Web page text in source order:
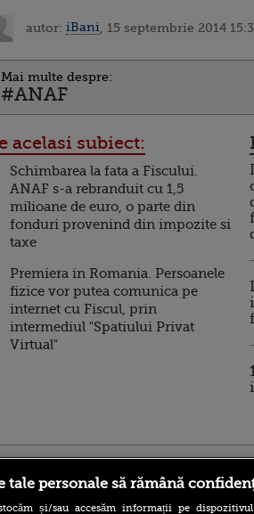
autor: iBani , 15 septembrie 2014
Mai multe despre:
#ANAF
acelasi subiect:
Schimbarea la fata a Fiscului.
ANAF s-a rebranduit cu 1,5
milioane de euro, o parte din
fonduri provenind din impozite si
taxe
Premiera in Romania. Persoanele
fizice vor putea comunica pe
internet cu Fiscul, prin
intermediul "Spatiului Privat
Virtual"
tale personale să rămână
și/sau accesăm informații pe